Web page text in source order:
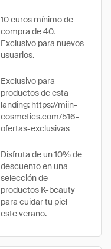
10 euros mínimo de
compra de 40.
Exclusivo para nuevos
usuarios.
Exclusivo para
productos de esta
landing: https://miin-
cosmetics.com/516-
ofertas-exclusivas
Disfruta de un 10% de
descuento en una
selección de
productos K-beauty
para cuidar tu piel
este verano.